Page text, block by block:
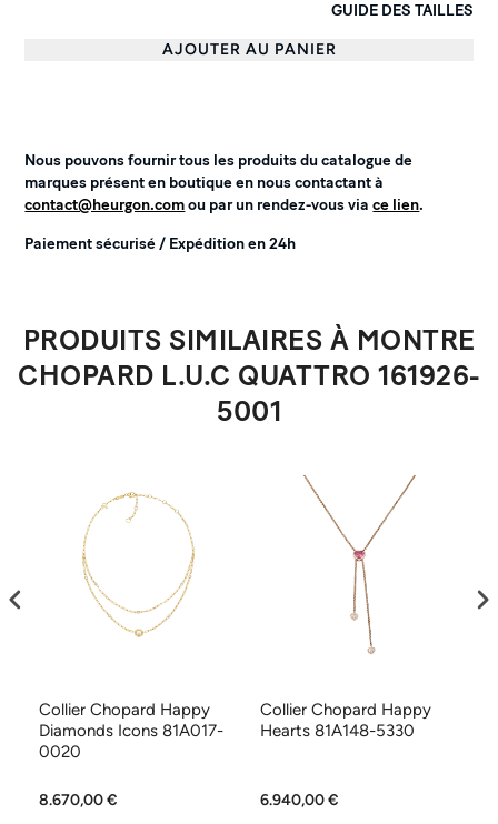
GUIDE DES TAILLES
AJOUTER AU PANIER
Nous pouvons fournir tous les produits du catalogue de
marques présent en boutique en nous contactant à
contact@heurgon.comou par un rendez-vous viace lien.
Paiement sécurisé / Expédition en 24h
PRODUITS SIMILAIRES À MONTRE
CHOPARD L.U.C QUATTRO 161926-
5001
Collier Chopard Happy
Diamonds Icons 81A017-
0020
8.670,00 €
Collier Chopard Happy
Hearts 81A148-5330
6.940,00 €